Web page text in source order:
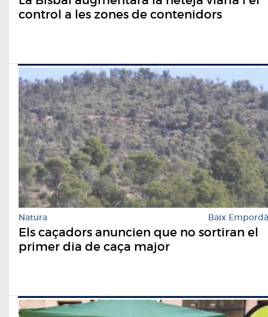
control a les zones de contenidors
Natura Baix Empordà
Els caçadors anuncien que no sortiran el
primer dia de caça major